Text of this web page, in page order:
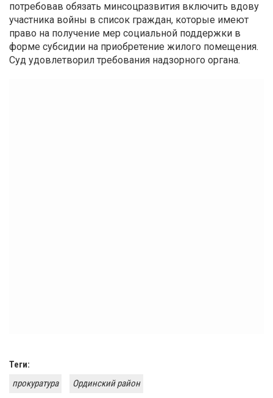
потребовав обязать минсоцразвития включить вдову
участника войны в список граждан, которые имеют
право на получение мер социальной поддержки в
форме субсидии на приобретение жилого помещения.
Суд удовлетворил требования надзорного органа.
Теги:
прокуратура
Ординский район